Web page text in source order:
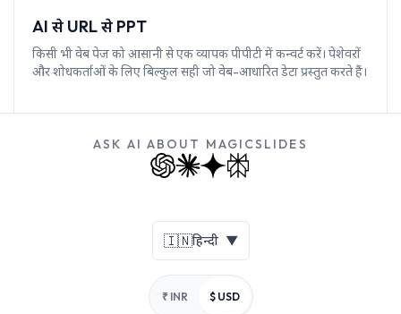
AI से URL से PPT
किसी भी वेब पेज को आसानी से एक व्यापक पीपीटी में कन्वर्ट करें। पेशेवरों
और शोधकर्ताओं के लिए बिल्कुल सही जो वेब-आधारित डेटा प्रस्तुत करते हैं।
ASK AI ABOUT MAGICSLIDES
🇮🇳हिन्दी ▼
₹ INR $ USD